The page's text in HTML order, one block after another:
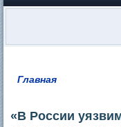
Главная
«В России